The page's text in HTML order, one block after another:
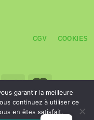
CGV COOKIES
garantir la meilleure
continuez à utiliser ce
en êtes satisfait.